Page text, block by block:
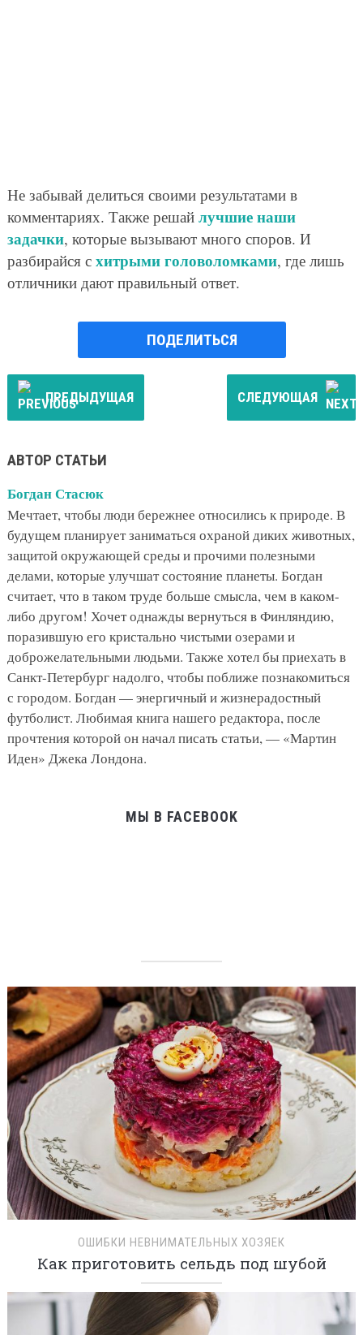
Не забывай делиться своими результатами в
комментариях. Также решай лучшие наши
задачки, которые вызывают много споров. И
разбирайся с хитрыми головоломками, где лишь
отличники дают правильный ответ.
ПОДЕЛИТЬСЯ
ПРЕДЫДУЩАЯ СЛЕДУЮЩАЯ
АВТОР СТАТЬИ
Богдан Стасюк
Мечтает, чтобы люди бережнее относились к природе. В
будущем планирует заниматься охраной диких животных,
защитой окружающей среды и прочими полезными
делами, которые улучшат состояние планеты. Богдан
считает, что в таком труде больше смысла, чем в каком-
либо другом! Хочет однажды вернуться в Финляндию,
поразившую его кристально чистыми озерами и
доброжелательными людьми. Также хотел бы приехать в
Санкт-Петербург надолго, чтобы поближе познакомиться
с городом. Богдан — энергичный и жизнерадостный
футболист. Любимая книга нашего редактора, после
прочтения которой он начал писать статьи, — «Мартин
Иден» Джека Лондона.
МЫ В FACEBOOK
ОШИБКИ НЕВНИМАТЕЛЬНЫХ ХОЗЯЕК
Как приготовить сельдь под шубой